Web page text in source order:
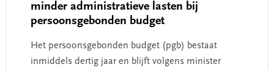
minder administratieve lasten bij
persoonsgebonden budget
Het persoonsgebonden budget (pgb) bestaat
inmiddels dertig jaar en blijft volgens minister